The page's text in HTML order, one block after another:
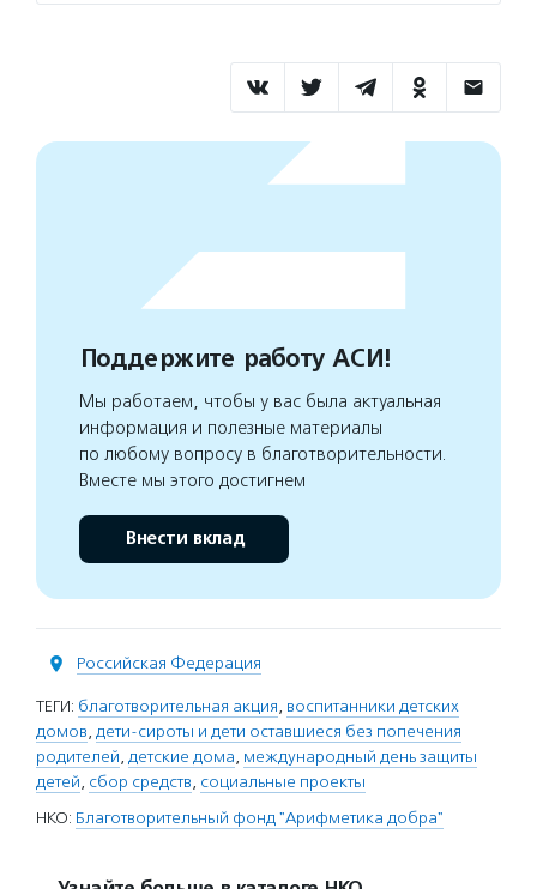
Поддержите работу АСИ!
Мы работаем, чтобы у вас была актуальная
информация и полезные материалы
по любому вопросу в благотворительности.
Вместе мы этого достигнем
Внести вклад
Российская Федерация
ТЕГИ: благотворительная акция, воспитанники детских
домов, дети-сироты и дети оставшиеся без попечения
родителей, детские дома, международный день защиты
детей, сбор средств, социальные проекты
НКО: Благотворительный фонд "Арифметика добра"